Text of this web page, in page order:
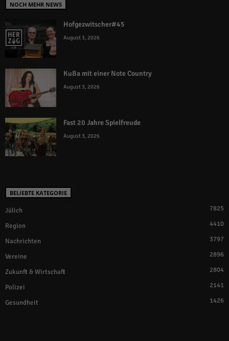
NOCH MEHR NEWS
Hofgezwitscher#45
August 3, 2026
KuBa mit einer Note Country
August 3, 2026
Fast 20 Jahre Spielfreude
August 3, 2026
BELIEBTE KATEGORIE
Jülich 7825
Region 4410
Nachrichten 3797
Vereine 2896
Zukunft & Wirtschaft 2804
Polizei 2141
Gesundheit 1426